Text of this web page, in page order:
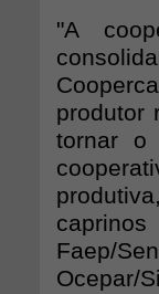
"A
produtor
tornar o
Faep/
Ocepar/